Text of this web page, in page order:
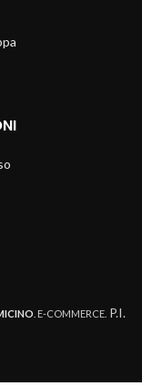
. E-COMMERCE. P.I.